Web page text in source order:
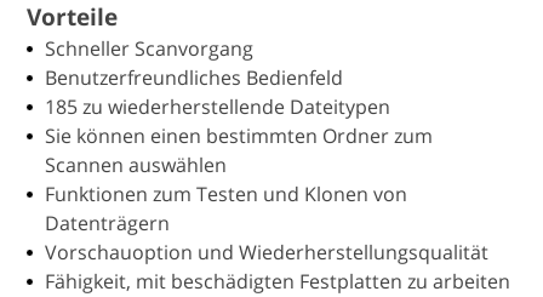
Vorteile
Schneller Scanvorgang
Benutzerfreundliches Bedienfeld
185 zu wiederherstellende Dateitypen
Sie können einen bestimmten Ordner zum
Scannen auswählen
Funktionen zum Testen und Klonen von
Datenträgern
Vorschauoption und Wiederherstellungsqualität
Fähigkeit, mit beschädigten Festplatten zu arbeiten